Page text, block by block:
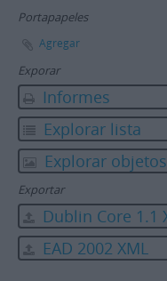
Portapapeles
Agregar
Exporar
Informes
Explorar lista
Explorar
Exportar
Dublin Core 1.1
EAD 2002 XML